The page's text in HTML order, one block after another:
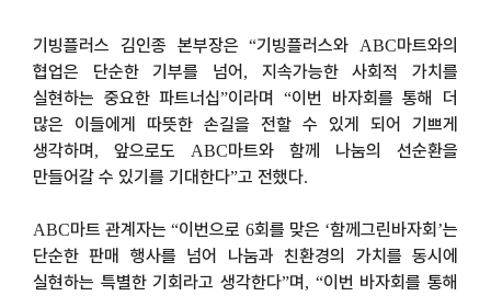
기빙플러스 김인종 본부장은“기빙플러스와 ABC마트와의
협업은 단순한 기부를 넘어 , 지속가능한 사회적 가치를
실현하는 중요한 파트너십”이라며“이번 바자회를 통해 더
많은 이들에게 따뜻한 손길을 전할 수 있게 되어 기쁘게
생각하며 , 앞으로도 ABC마트와 함께 나눔의 선순환을
만들어갈 수 있기를 기대한다”고 전했다.
ABC마트 관계자는“이번으로 6회를 맞은 ‘함께그린바자회 ’는
단순한 판매 행사를 넘어 나눔과 친환경의 가치를 동시에
실현하는 특별한 기회라고 생각한다”며 , “이번 바자회를 통해